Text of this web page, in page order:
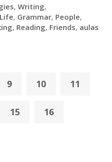
, Writing,
Life, Grammar, People,
, Reading, Friends, aulas
9 10 11
15 16